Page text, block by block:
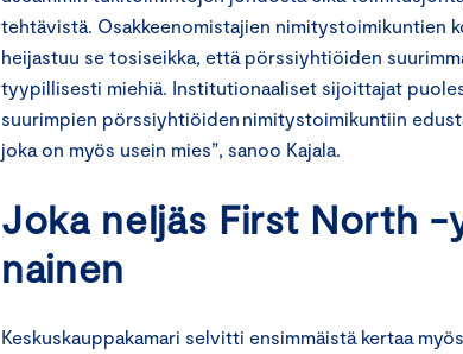
tehtävistä. Osakkeenomistajien nimitystoimikuntien
heijastuu se tosiseikka, että pörssiyhtiöiden
tyypillisesti miehiä. Institutionaaliset sijoittajat
suurimpien pörssiyhtiöiden nimitystoimikuntiin
joka on myös usein mies”, sanoo Kajala.
Joka neljäs First North
nainen
Keskuskauppakamari selvitti ensimmäistä kertaa